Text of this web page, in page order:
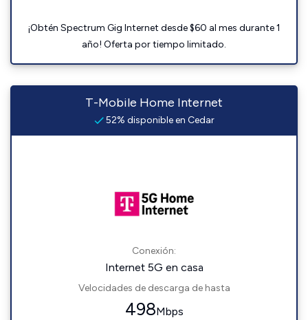
¡Obtén Spectrum Gig Internet desde $60 al mes durante 1
año! Oferta por tiempo limitado.
T-Mobile Home Internet
52% disponible en Cedar
Conexión:
Internet 5G en casa
Velocidades de descarga de hasta
498Mbps